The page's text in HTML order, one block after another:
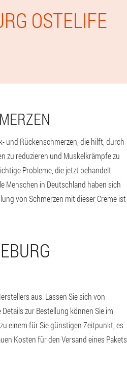
OSTELIFE
und Rückenschmerzen, die hilft, durch
zu reduzieren und Muskelkrämpfe zu
Probleme, die jetzt behandelt
Menschen in Deutschland haben sich
von Schmerzen mit dieser Creme ist
aus. Lassen Sie sich von
zur Bestellung können Sie im
einem für Sie günstigen Zeitpunkt, es
Kosten für den Versand eines Pakets